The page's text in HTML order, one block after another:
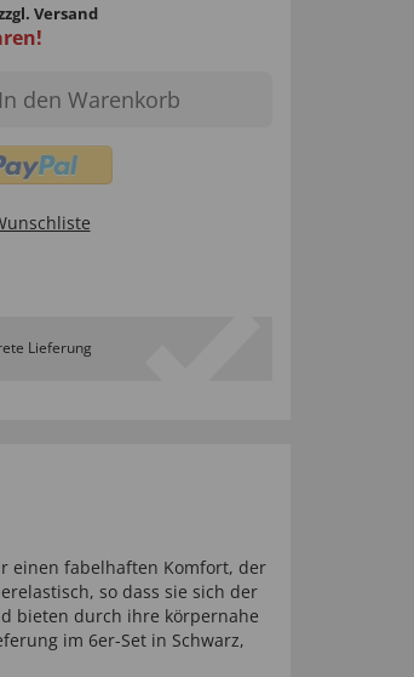
Versand
In den Warenkorb
Lieferung
einen fabelhaften Komfort, der
so dass sie sich der
bieten durch ihre körpernahe
im 6er-Set in Schwarz,